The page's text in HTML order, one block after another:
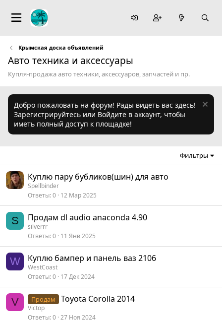
Крымская доска объявлений
Авто техника и аксессуары
Купля-продажа авто техники, аксессуаров, запчастей и пр.
Добро пожаловать на форум! Рады видеть вас здесь!
Зарегистрируйтесь или Войдите в аккаунт, чтобы
иметь полный доступ к площадке!
Фильтры
Куплю пару бубликов(шин) для авто
Spellbinder
Ответы 0 12 Мар 2025
S Продам dl audio anaconda 4.90
silverrr
Ответы 0 11 Янв 2025
W Куплю бампер и панель ваз 2106
WestCoast
Ответы 0 17 Дек 2024
V Продам Toyota Corolla 2014
Victop
Ответы 0 27 Ноя 2024